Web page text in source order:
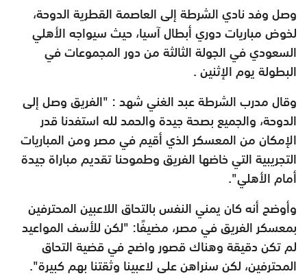
وصل وفد نادي الشرطة إلى العاصمة القطرية الدوحة،
لخوض مباريات دوري أبطال آسيا، حيث سيواجه الأهلي
السعودي في الجولة الثالثة من دور المجموعات في
البطولة يوم الإثنين .
وقال مدرب الشرطة عبد الغني شهد : "الفريق وصل إلى
الدوحة، والجميع بصحة جيدة والحمد لله استفدنا قدر
الإمكان من المعسكر الذي أقيم في مصر ومن المباريات
التجريبية التي خاضها الفريق وطموحنا تقديم مباراة جيدة
أمام الأهلي".
وأوضح أنه كان يمني النفس بالتحاق اللاعبين المحترفين
بمعسكر الفريق في مصر، مضيفًا: "لكن للأسف المواعيد
لم تكن دقيقة وهناك قصور واضح في قضية التحاق
المحترفين، لكن سنراهن على لاعبينا وثقتنا بهم كبيرة".